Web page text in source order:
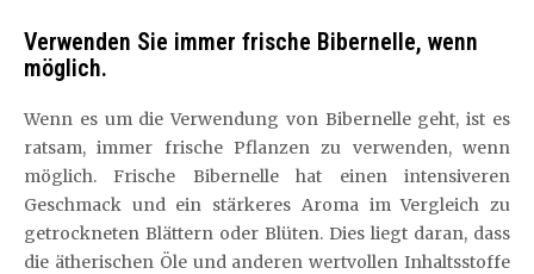
Verwenden Sie immer frische Bibernelle, wenn
möglich.
Wenn es um die Verwendung von Bibernelle geht, ist es
ratsam, immer frische Pflanzen zu verwenden, wenn
möglich. Frische Bibernelle hat einen intensiveren
Geschmack und ein stärkeres Aroma im Vergleich zu
getrockneten Blättern oder Blüten. Dies liegt daran, dass
die ätherischen Öle und anderen wertvollen Inhaltsstoffe